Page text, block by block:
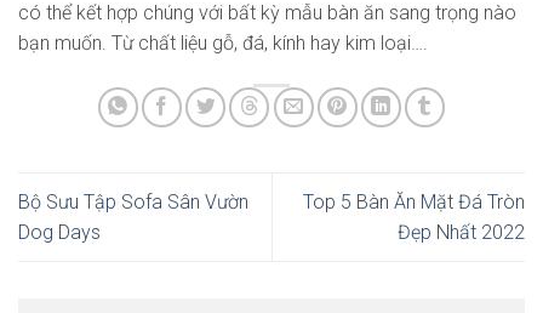
có thể kết hợp chúng với bất kỳ mẫu bàn ăn sang trọng nào
bạn muốn. Từ chất liệu gỗ, đá, kính hay kim loại….
Bộ Sưu Tập Sofa Sân Vườn
Dog Days
Top 5 Bàn Ăn Mặt Đá Tròn
Đẹp Nhất 2022